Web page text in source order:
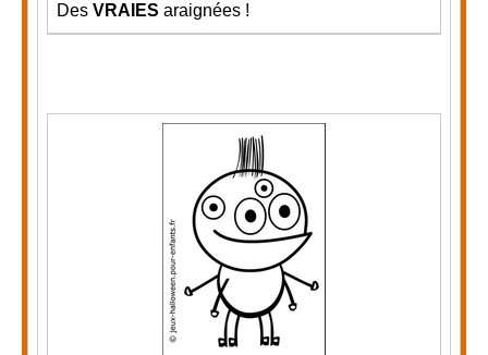
Des VRAIES araignées !